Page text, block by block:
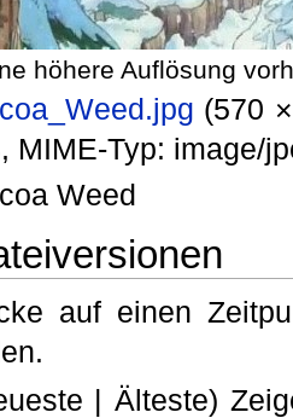
höhere Auflösung
(570
MIME-Typ: image/
Weed
auf einen
| Älteste)